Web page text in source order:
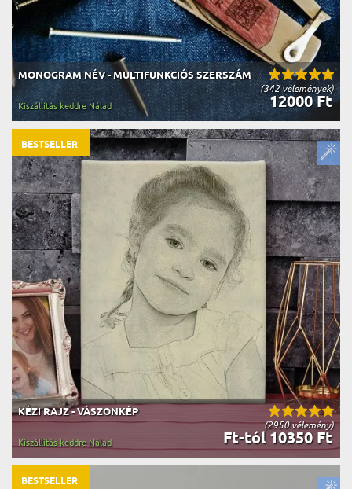
(342 vélemények)
MONOGRAM NÉV - MULTIFUNKCIÓS SZERSZÁM
12000 Ft
Kiszállítás keddre Nálad
(2950 vélemény)
KÉZI RAJZ - VÁSZONKÉP
Ft-tól 10350 Ft
Kiszállítás keddre Nálad
BESTSELLER
BESTSELLER